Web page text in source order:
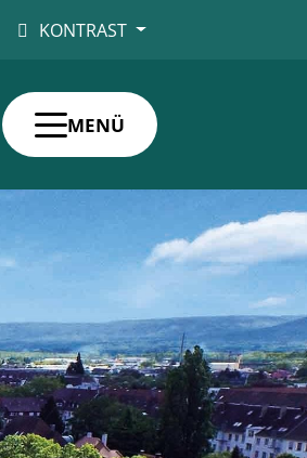
KONTRAST
MENÜ